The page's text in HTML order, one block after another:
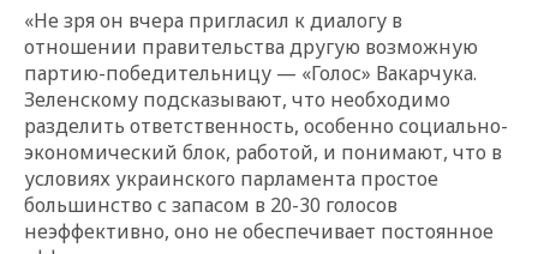
«Не зря он вчера пригласил к диалогу в
отношении правительства другую возможную
партию-победительницу — «Голос» Вакарчука.
Зеленскому подсказывают, что необходимо
разделить ответственность, особенно социально-
экономический блок, работой, и понимают, что в
условиях украинского парламента простое
большинство с запасом в 20-30 голосов
неэффективно, оно не обеспечивает постоянное